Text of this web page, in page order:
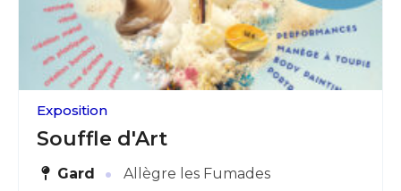
Exposition
Souffle d'Art
Gard · Allègre les Fumades